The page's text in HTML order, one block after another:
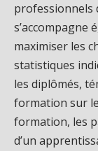
professionnels
s’accompagne
maximiser les
statistiques
les diplômés,
formation sur
formation, les
d’un